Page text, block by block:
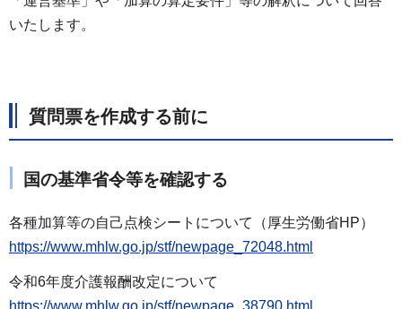
いたします。
質問票を作成する前に
国の基準省令等を確認する
各種加算等の自己点検シートについて（厚生労働省HP）
https://www.mhlw.go.jp/stf/newpage_72048.html
令和6年度介護報酬改定について